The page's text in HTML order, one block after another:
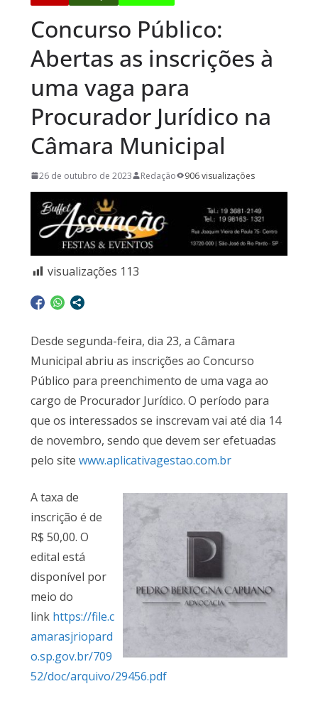
Concurso Público:
Abertas as inscrições à
uma vaga para
Procurador Jurídico na
Câmara Municipal
26 de outubro de 2023 Redação 906 visualizações
visualizações 113
Desde segunda-feira, dia 23, a Câmara
Municipal abriu as inscrições ao Concurso
Público para preenchimento de uma vaga ao
cargo de Procurador Jurídico. O período para
que os interessados se inscrevam vai até dia 14
de novembro, sendo que devem ser efetuadas
pelo site www.aplicativagestao.com.br
A taxa de
inscrição é de
R$ 50,00. O
edital está
disponível por
meio do
link https://file.c
amarasjriopard
o.sp.gov.br/709
52/doc/arquivo/29456.pdf